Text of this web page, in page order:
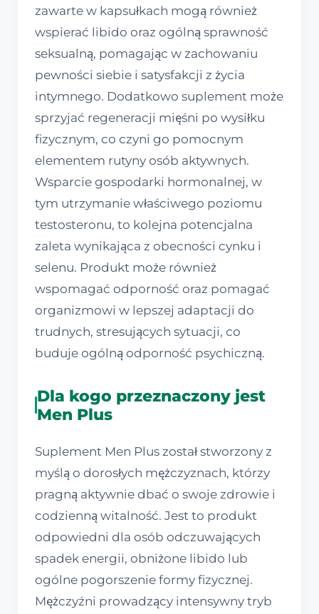
zawarte w kapsułkach mogą również
wspierać libido oraz ogólną sprawność
seksualną, pomagając w zachowaniu
pewności siebie i satysfakcji z życia
intymnego. Dodatkowo suplement może
sprzyjać regeneracji mięśni po wysiłku
fizycznym, co czyni go pomocnym
elementem rutyny osób aktywnych.
Wsparcie gospodarki hormonalnej, w
tym utrzymanie właściwego poziomu
testosteronu, to kolejna potencjalna
zaleta wynikająca z obecności cynku i
selenu. Produkt może również
wspomagać odporność oraz pomagać
organizmowi w lepszej adaptacji do
trudnych, stresujących sytuacji, co
buduje ogólną odporność psychiczną.
Dla kogo przeznaczony jest
Men Plus
Suplement Men Plus został stworzony z
myślą o dorosłych mężczyznach, którzy
pragną aktywnie dbać o swoje zdrowie i
codzienną witalność. Jest to produkt
odpowiedni dla osób odczuwających
spadek energii, obniżone libido lub
ogólne pogorszenie formy fizycznej.
Mężczyźni prowadzący intensywny tryb